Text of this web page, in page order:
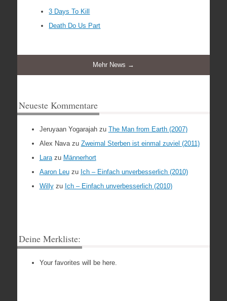
3 Days To Kill
Death Do Us Part
Mehr News →
Neueste Kommentare
Jeruyaan Yogarajahzu The Man from Earth (2007)
Alex Navazu Zweimal Sterben ist einmal zuviel (2011)
Larazu Männerhort
Aaron Leuzu Ich – Einfach unverbesserlich (2010)
Willyzu Ich – Einfach unverbesserlich (2010)
Deine Merkliste:
Your favorites will be here.